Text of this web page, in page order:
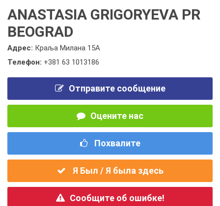
ANASTASIA GRIGORYEVA PR
BEOGRAD
Адрес: Краља Милана 15А
Телефон: +381 63 1013186
Отправите сообщение
Оцените нас
Похвалите
Я Был / Я была здесь
Сообщите об ошибке!